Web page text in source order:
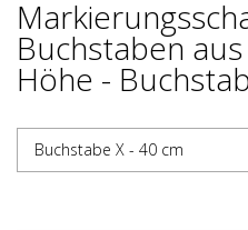
Buchstaben
Höhe -
Buchstabe X - 40 cm